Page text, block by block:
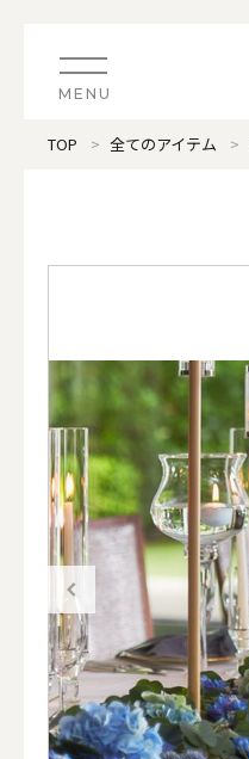
MENU
カテゴリから探す
価格で探す
色で探す
TOP 全てのアイテム